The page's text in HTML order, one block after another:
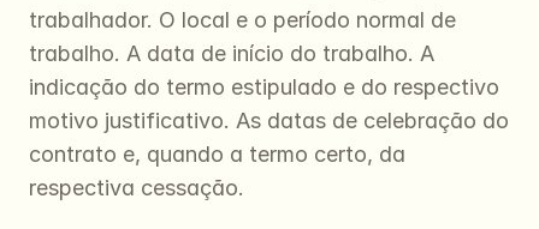
trabalhador. O local e o período normal de
trabalho. A data de início do trabalho. A
indicação do termo estipulado e do respectivo
motivo justificativo. As datas de celebração do
contrato e, quando a termo certo, da
respectiva cessação.